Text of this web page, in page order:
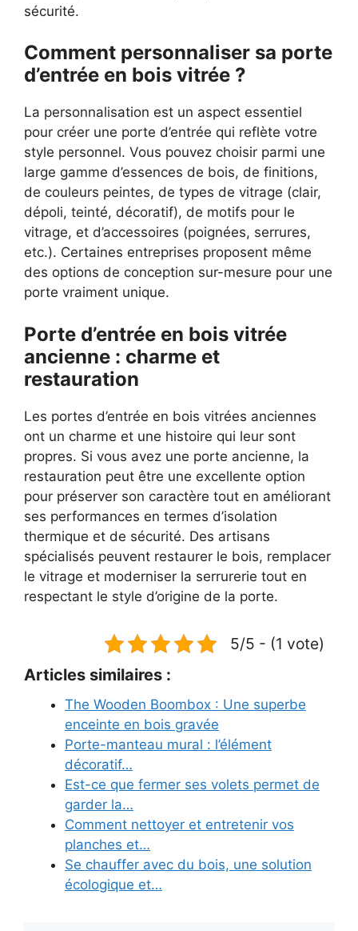
sécurité.
Comment personnaliser sa porte
d’entrée en bois vitrée ?
La personnalisation est un aspect essentiel
pour créer une porte d’entrée qui reflète votre
style personnel. Vous pouvez choisir parmi une
large gamme d’essences de bois, de finitions,
de couleurs peintes, de types de vitrage (clair,
dépoli, teinté, décoratif), de motifs pour le
vitrage, et d’accessoires (poignées, serrures,
etc.). Certaines entreprises proposent même
des options de conception sur-mesure pour une
porte vraiment unique.
Porte d’entrée en bois vitrée
ancienne : charme et
restauration
Les portes d’entrée en bois vitrées anciennes
ont un charme et une histoire qui leur sont
propres. Si vous avez une porte ancienne, la
restauration peut être une excellente option
pour préserver son caractère tout en améliorant
ses performances en termes d’isolation
thermique et de sécurité. Des artisans
spécialisés peuvent restaurer le bois, remplacer
le vitrage et moderniser la serrurerie tout en
respectant le style d’origine de la porte.
5/5 - (1 vote)
Articles similaires :
The Wooden Boombox : Une superbe
enceinte en bois gravée
Porte-manteau mural : l’élément
décoratif…
Est-ce que fermer ses volets permet de
garder la…
Comment nettoyer et entretenir vos
planches et…
Se chauffer avec du bois, une solution
écologique et…